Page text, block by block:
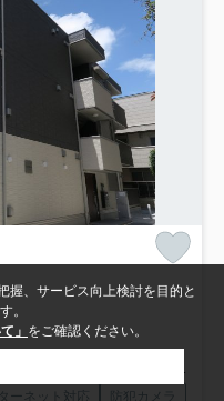
野線「南浦和」駅 徒歩17分
ーネット対応 防犯カメラ
握、サービス向上検討を目的と
。
」 をご確認ください。